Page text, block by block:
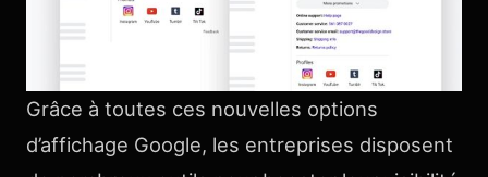
Grâce à toutes ces nouvelles options
d’affichage Google, les entreprises disposent